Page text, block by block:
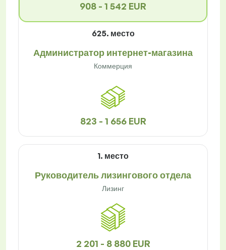
908 - 1 542 EUR
625. место
Администратор интернет-магазина
Коммерция
823 - 1 656 EUR
1. место
Руководитель лизингового отдела
Лизинг
2 201 - 8 880 EUR